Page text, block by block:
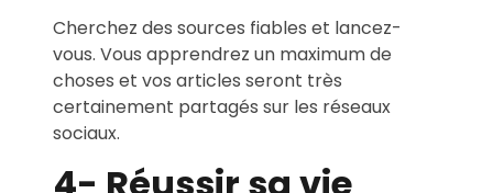
Cherchez des sources fiables et lancez-
vous. Vous apprendrez un maximum de
choses et vos articles seront très
certainement partagés sur les réseaux
sociaux.